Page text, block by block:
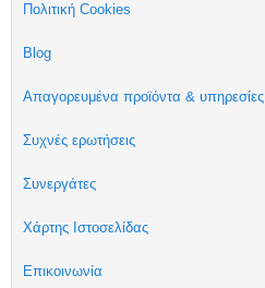
Πολιτική Cookies
Blog
Απαγορευμένα προϊόντα & υπηρεσίες
Συχνές ερωτήσεις
Συνεργάτες
Χάρτης Ιστοσελίδας
Επικοινωνία